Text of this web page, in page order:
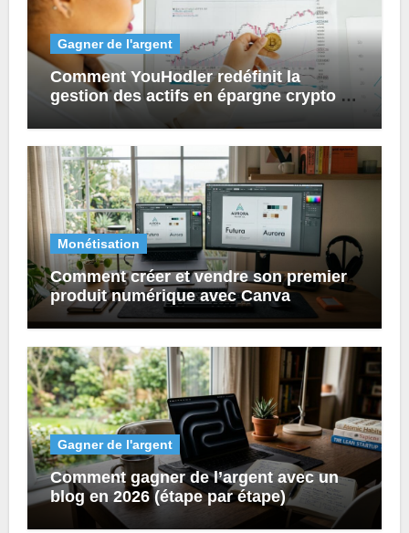
Gagner de l'argent
Comment YouHodler redéfinit la
gestion des actifs en épargne crypto et
prêts numériques ?
Monétisation
Comment créer et vendre son premier
produit numérique avec Canva
Gagner de l'argent
Comment gagner de l’argent avec un
blog en 2026 (étape par étape)